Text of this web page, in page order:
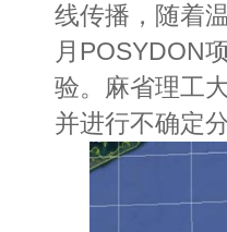
线传播，随着
月 POSYDON
验。 麻省理工
并进行不确定分